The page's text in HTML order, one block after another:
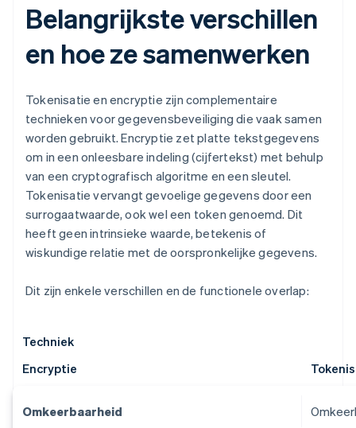
Belangrijkste verschillen
en hoe ze samenwerken
Tokenisatie en encryptie zijn complementaire
technieken voor gegevensbeveiliging die vaak samen
worden gebruikt. Encryptie zet platte tekstgegevens
om in een onleesbare indeling (cijfertekst) met behulp
van een cryptografisch algoritme en een sleutel.
Tokenisatie vervangt gevoelige gegevens door een
surrogaatwaarde, ook wel een token genoemd. Dit
heeft geen intrinsieke waarde, betekenis of
wiskundige relatie met de oorspronkelijke gegevens.
Dit zijn enkele verschillen en de functionele overlap:
Techniek
Encryptie
Omkeerbaarheid